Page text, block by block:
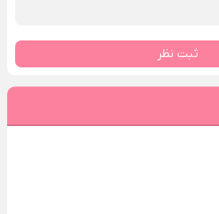
ثبت نظر